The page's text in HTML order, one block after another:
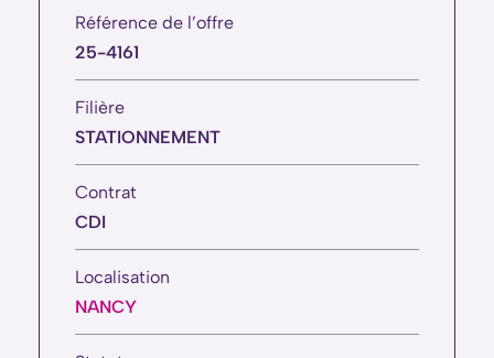
Référence de l’offre
25-4161
Filière
STATIONNEMENT
Contrat
CDI
Localisation
NANCY